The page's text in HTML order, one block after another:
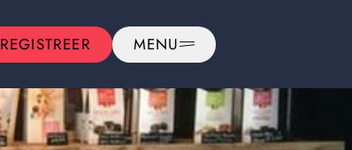
REGISTREER MENU